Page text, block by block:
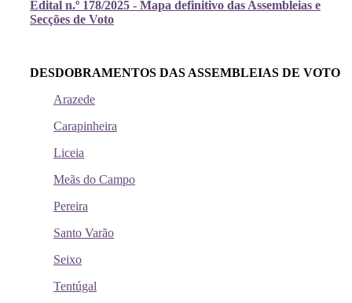
Edital n.º 178/2025 - Mapa definitivo das Assembleias e
Secções de Voto
DESDOBRAMENTOS DAS ASSEMBLEIAS DE VOTO
Arazede
Carapinheira
Liceia
Meãs do Campo
Pereira
Santo Varão
Seixo
Tentúgal